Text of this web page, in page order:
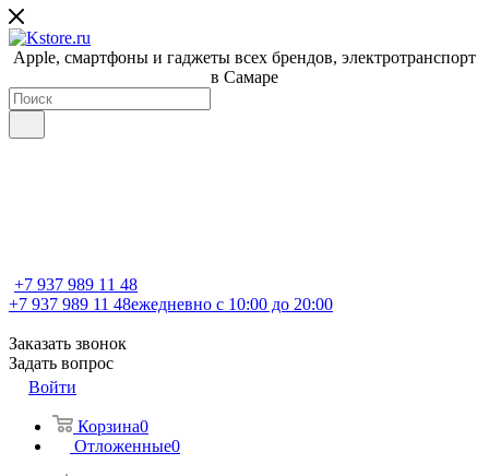
Apple, cмартфоны и гаджеты всех брендов, электротранспорт
в Самаре
+7 937 989 11 48
+7 937 989 11 48ежедневно с 10:00 до 20:00
Заказать звонок
Задать вопрос
Войти
Корзина0
Отложенные0